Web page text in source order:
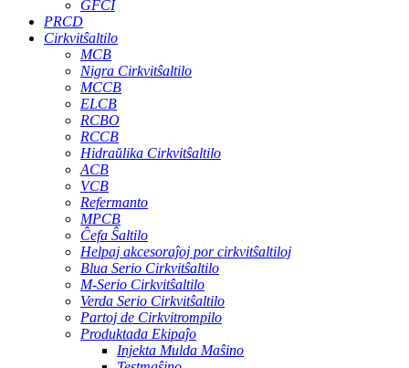
GFCI
PRCD
Cirkvitŝaltilo
MCB
Nigra Cirkvitŝaltilo
MCCB
ELCB
RCBO
RCCB
Hidraŭlika Cirkvitŝaltilo
ACB
VCB
Refermanto
MPCB
Ĉefa Ŝaltilo
Helpaj akcesoraĵoj por cirkvitŝaltiloj
Blua Serio Cirkvitŝaltilo
M-Serio Cirkvitŝaltilo
Verda Serio Cirkvitŝaltilo
Partoj de Cirkvitrompilo
Produktada Ekipaĵo
Injekta Mulda Maŝino